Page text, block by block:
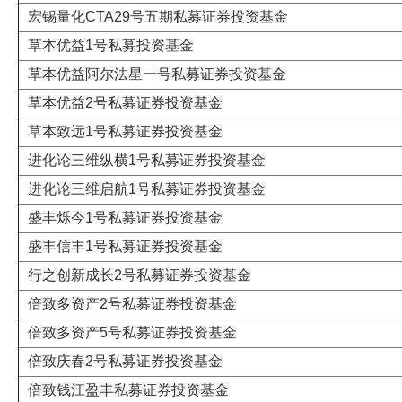
宏锡量化CTA29号五期私募证券投资基金
草本优益1号私募投资基金
草本优益阿尔法星一号私募证券投资基金
草本优益2号私募证券投资基金
草本致远1号私募证券投资基金
进化论三维纵横1号私募证券投资基金
进化论三维启航1号私募证券投资基金
盛丰烁今1号私募证券投资基金
盛丰信丰1号私募证券投资基金
行之创新成长2号私募证券投资基金
倍致多资产2号私募证券投资基金
倍致多资产5号私募证券投资基金
倍致庆春2号私募证券投资基金
倍致钱江盈丰私募证券投资基金